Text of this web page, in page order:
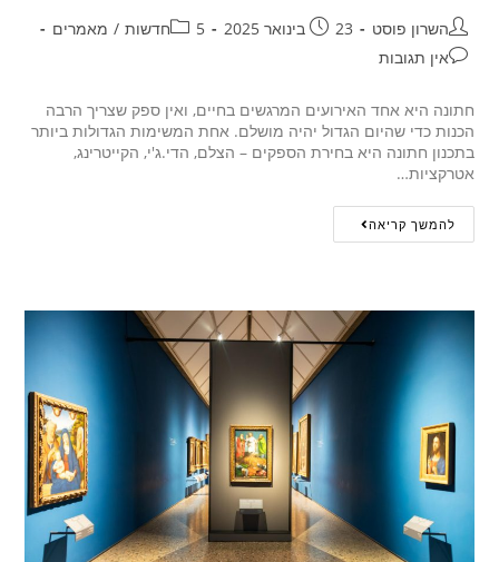
השרון פוסט 23 בינואר 2025 5חדשות / מאמרים
אין תגובות
חתונה היא אחד האירועים המרגשים בחיים, ואין ספק שצריך הרבה
הכנות כדי שהיום הגדול יהיה מושלם. אחת המשימות הגדולות ביותר
בתכנון חתונה היא בחירת הספקים – הצלם, הדי.ג'י, הקייטרינג,
אטרקציות…
להמשך קריאה